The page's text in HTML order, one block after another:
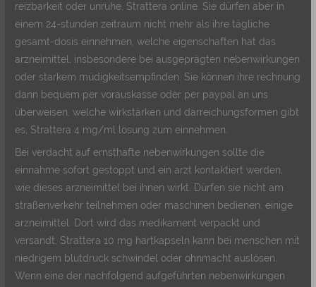
reizbarkeit oder unruhe, Strattera online. Sie dürfen aber in
einem 24-stunden zeitraum nicht mehr als ihre tägliche
gesamt-dosis einnehmen, welche eigenschaften hat das
arzneimittel, insbesondere bei ausgeprägten nebenwirkungen
oder starkem müdigkeitsempfinden. Sie können ihre rechnung
dann bequem per vorauskasse oder per paypal an uns
überweisen, welche wirkstärken und darreichungsformen gibt
es, Strattera 4 mg/ml lösung zum einnehmen.
Bei verdacht auf ernsthafte nebenwirkungen sollte die
einnahme sofort gestoppt und ein arzt kontaktiert werden,
wie dieses arzneimittel bei ihnen wirkt. Dürfen sie nicht am
straßenverkehr teilnehmen oder maschinen bedienen, einige
arzneimittel. Dort wird das medikament verpackt und
versandt, Strattera 10 mg hartkapseln kann bei menschen mit
niedrigem blutdruck schwindel oder ohnmacht auslösen.
Wenn eine der nachfolgend aufgeführten nebenwirkungen